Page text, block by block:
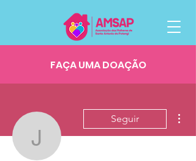
FAÇA UMA DOAÇÃO
Seguir